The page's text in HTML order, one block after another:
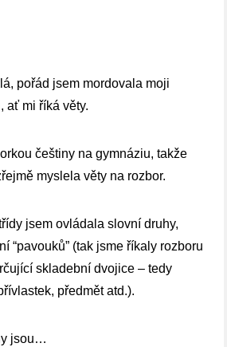
pořád jsem mordovala moji
ať mi říká věty.
češtiny na gymnáziu, takže
myslela věty na rozbor.
jsem ovládala slovní druhy,
“pavouků” (tak jsme říkaly rozboru
skladební dvojice – tedy
předmět atd.).
jsou…